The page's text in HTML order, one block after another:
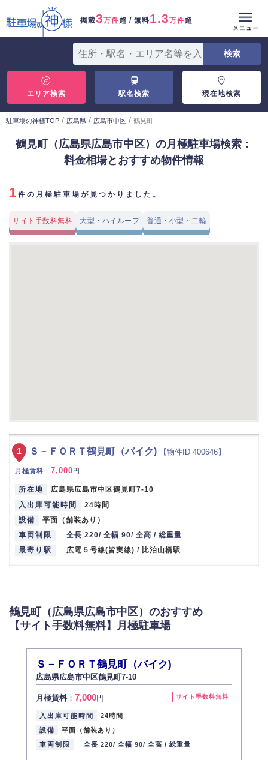
掲載3万件超 / 無料1.3万件超
エリア検索 駅名検索 現在地検索
駐車場の神様TOP / 広島県 / 広島市中区 / 鶴見町
鶴見町（広島県広島市中区）の月極駐車場検索：
料金相場とおすすめ物件情報
1 件の月極駐車場が見つかりました。
サイト手数料無料 大型・ハイルーフ 普通・小型・二輪
Ｓ－ＦＯＲＴ鶴見町（バイク) 【物件ID 400646】
月極賃料 ： 7,000円
所在地
広島県広島市中区鶴見町7-10
入出庫可能時間
24時間
設備
平面（舗装あり）
車両制限
全長 220/ 全幅 90/ 全高 / 総重量
最寄り駅
広電５号線(皆実線) / 比治山橋駅
1
鶴見町（広島県広島市中区）のおすすめ
【サイト手数料無料】月極駐車場
Ｓ－ＦＯＲＴ鶴見町（バイク)
広島県広島市中区鶴見町7-10
サイト手数料無料
月極賃料： 7,000円
入出庫可能時間
24時間
設備
平面（舗装あり）
車両制限
全長 220/ 全幅 90/ 全高 / 総重量